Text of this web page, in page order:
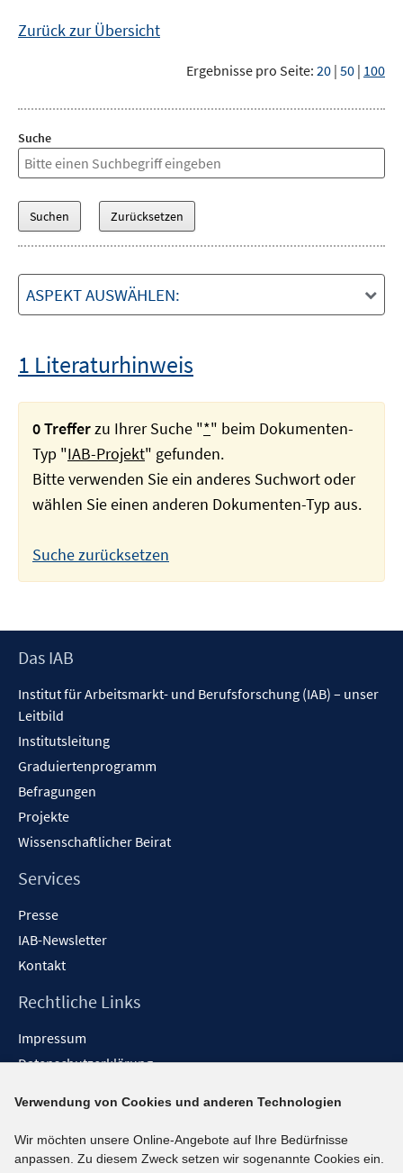
Zurück zur Übersicht
Ergebnisse pro Seite: 20 | 50 | 100
Suche
ASPEKT AUSWÄHLEN:
1 Literaturhinweis
0 Trefferzu Ihrer Suche "*" beim Dokumenten-
Typ "IAB-Projekt" gefunden.
Bitte verwenden Sie ein anderes Suchwort oder
wählen Sie einen anderen Dokumenten-Typ aus.
Suche zurücksetzen
Footer
Das IAB
Institut für Arbeitsmarkt- und Berufsforschung (IAB) – unser
Leitbild
Institutsleitung
Graduiertenprogramm
Befragungen
Projekte
Wissenschaftlicher Beirat
Services
Presse
IAB-Newsletter
Kontakt
Rechtliche Links
Impressum
Datenschutzerklärung
Barrieren melden
Social-Media-Kanäle
Verwendung von Cookies und anderen Technologien
Wir möchten unsere Online-Angebote auf Ihre Bedürfnisse
anpassen. Zu diesem Zweck setzen wir sogenannte Cookies ein.